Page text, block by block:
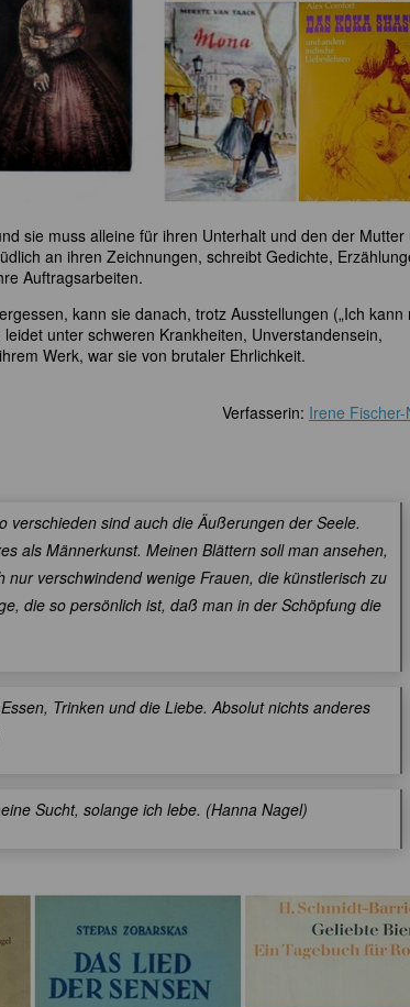
sie muss alleine für ihren Unterhalt und den der Mutter
an ihren Zeichnungen, schreibt Gedichte,
Auftragsarbeiten.
kann sie danach, trotz Ausstellungen („Ich kann
unter schweren Krankheiten, Unverstandensein,
Werk, war sie von brutaler Ehrlichkeit.
Verfasserin: Irene
sind auch die Äußerungen der Seele.
als Männerkunst. Meinen Blättern soll man ansehen,
verschwindend wenige Frauen, die künstlerisch zu
die so persönlich ist, daß man in der Schöpfung die
Trinken und die Liebe. Absolut nichts anderes
Sucht, solange ich lebe. (Hanna Nagel)